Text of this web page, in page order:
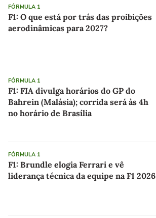
FÓRMULA 1
F1: O que está por trás das proibições
aerodinâmicas para 2027?
FÓRMULA 1
F1: FIA divulga horários do GP do
Bahrein (Malásia); corrida será às 4h
no horário de Brasília
FÓRMULA 1
F1: Brundle elogia Ferrari e vê
liderança técnica da equipe na F1 2026